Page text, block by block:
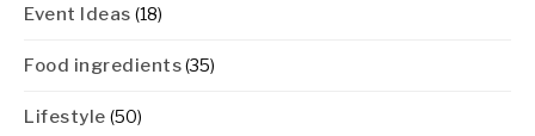
Event Ideas (18)
Food ingredients(35)
Lifestyle (50)